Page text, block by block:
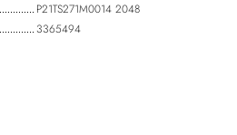
P21TS271M0014 2048
3365494